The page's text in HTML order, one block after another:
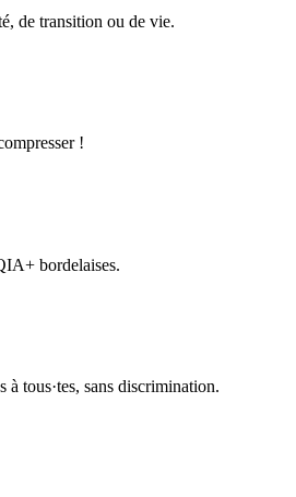
de transition ou de vie.
!
bordelaises.
tous·tes, sans discrimination.